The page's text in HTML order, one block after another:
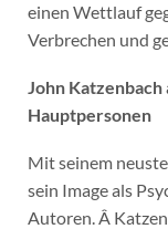
einen Wettlauf
Verbrechen und
John
Hauptpersonen
Mit seinem
sein Image als
Autoren. Â